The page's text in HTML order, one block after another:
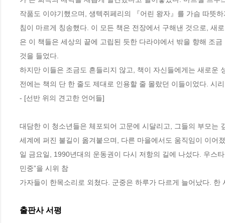
작품도 이야기했으며, 생텍쥐페리의 『어린 왕자』를 가슴 따뜻
침이 마르게 칭송했다. 이 모든 책은 전장에서 구해낸 것으로, 새
은 이 책들은 세상의 끝에 고립된 듯한 다라야에서 밖을 향해 조
것을 들었다.
하지만 이들은 조금도 흔들리지 않고, 책이 자신들에게는 새로운
전에는 책의 단 한 줄도 제대로 인용할 줄 몰랐던 이들이었다. 시
- [선반 위의 견고한 언어들]
대담한 이 청소년들은 체포되어 고문에 시달리고, 그들의 부모는
세계에 퍼진 불길이 옮겨붙으며, 다른 마을에서도 움직임이 이어
일 금요일, 1990년대의 운동권이 다시 저항의 길에 나섰다. 우스
민중”을 시위 참
가자들이 한목소리로 외쳤다. 군중은 하루가 다르게 늘어났다.
출판사 서평